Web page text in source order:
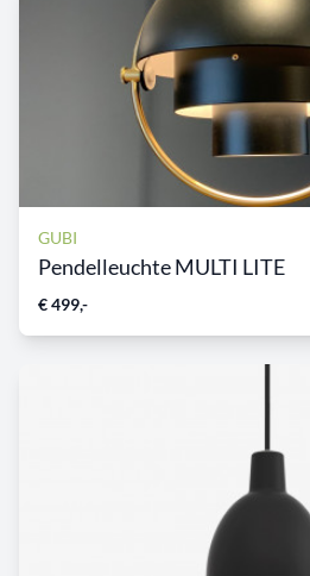
GUBI
Pendelleuchte MULTI LITE
€ 499,-